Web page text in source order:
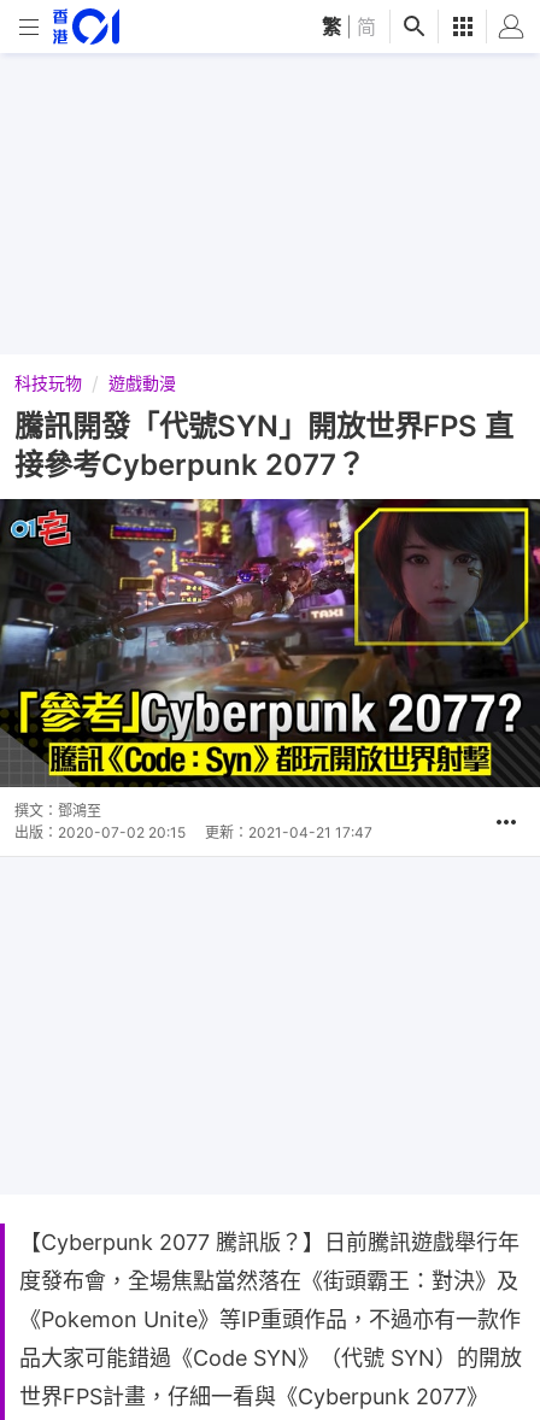
繁 简
科技玩物 遊戲動漫
騰訊開發「代號SYN」開放世界FPS 直
接參考Cyberpunk 2077？
撰文： 鄧鴻至
出版： 2020-07-02 20:15 更新： 2021-04-21 17:47
【Cyberpunk 2077 騰訊版？】日前騰訊遊戲舉行年
度發布會，全場焦點當然落在《街頭霸王：對決》及
《Pokemon Unite》等IP重頭作品，不過亦有一款作
品大家可能錯過《Code SYN》（代號 SYN）的開放
世界FPS計畫，仔細一看與《Cyberpunk 2077》